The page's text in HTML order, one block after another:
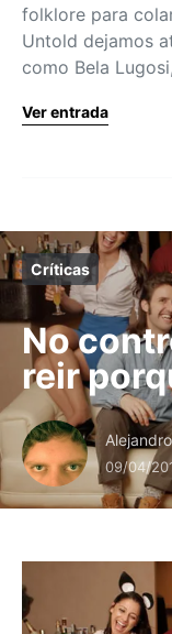
folklore para
Untold dejamos
como Bela
Ver entrada
Críticas
No
reir
09/04/